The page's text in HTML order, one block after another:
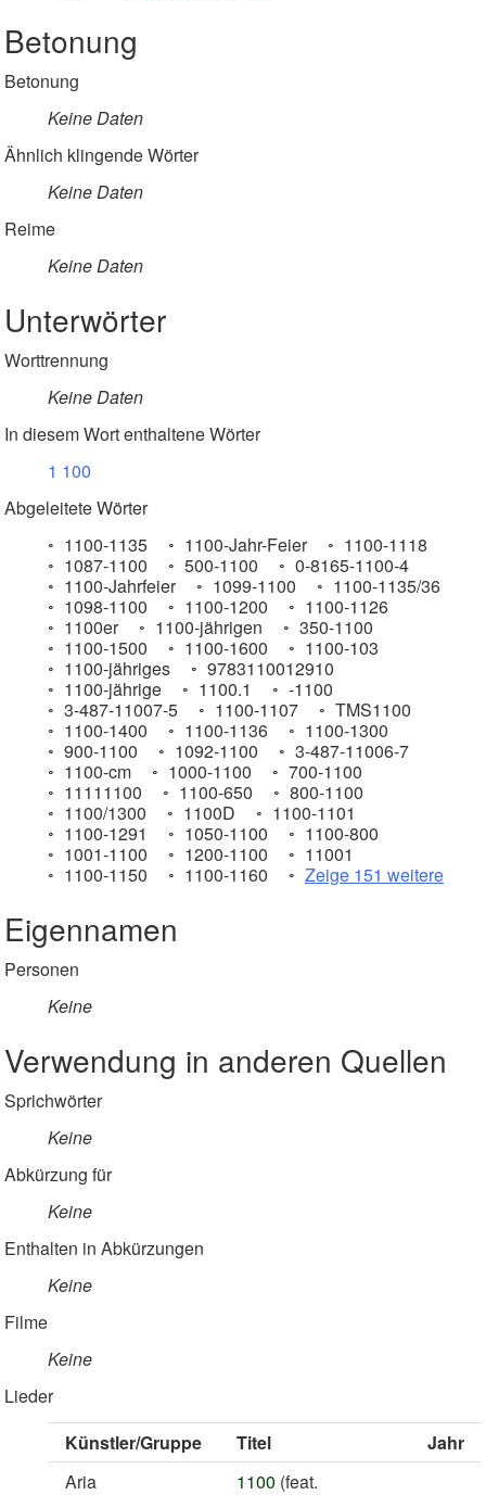
Betonung
Betonung
Keine Daten
Ähnlich klingende Wörter
Keine Daten
Reime
Keine Daten
Unterwörter
Worttrennung
Keine Daten
In diesem Wort enthaltene Wörter
1 100
Abgeleitete Wörter
1100-1135
1100-Jahr-Feier
1100-1118
1087-1100
500-1100
0-8165-1100-4
1100-Jahrfeier
1099-1100
1100-1135/36
1098-1100
1100-1200
1100-1126
1100er
1100-jährigen
350-1100
1100-1500
1100-1600
1100-103
1100-jähriges
9783110012910
1100-jährige
1100.1
-1100
3-487-11007-5
1100-1107
TMS1100
1100-1400
1100-1136
1100-1300
900-1100
1092-1100
3-487-11006-7
1100-cm
1000-1100
700-1100
11111100
1100-650
800-1100
1100/1300
1100D
1100-1101
1100-1291
1050-1100
1100-800
1001-1100
1200-1100
11001
1100-1150
1100-1160 Zeige 151 weitere
Eigennamen
Personen
Keine
Verwendung in anderen Quellen
Sprichwörter
Keine
Abkürzung für
Keine
Enthalten in Abkürzungen
Keine
Filme
Keine
Lieder
Künstler/Gruppe
Titel
Jahr
Aria
1100 (feat.